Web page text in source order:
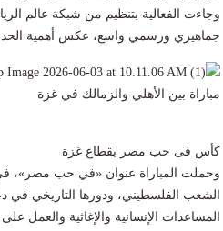
وجاءت الفعالية بتنظيم من شبكة عالم
جماهيري ورسمي واسع، عكس أهمية الحدث
مباراة بين الأهلي والزمالك في غزة
كأس فى حب مصر بقطاع غزة
وحملت المباراة عنوان «في حب مصر»،
الشعب الفلسطيني، ودورها التاريخي في
المساعدات الإنسانية والإغاثية والعمل